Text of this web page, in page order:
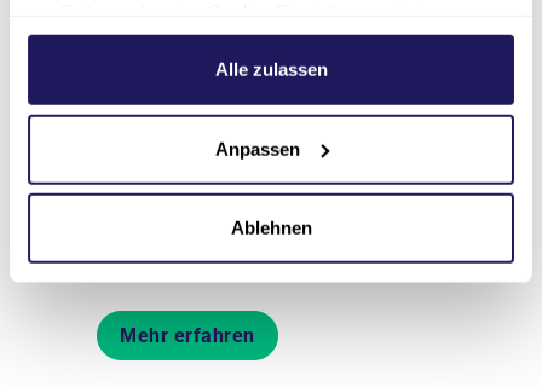
Weitere Informationen hierzu finden Sie in unserer
.
Alle zulassen
Anpassen
Ablehnen
auch interessieren
im
Gynäkologisches
Krebszentrum
Behandlung sämtlicher Tumore der
Mehr erfahren
Bei der